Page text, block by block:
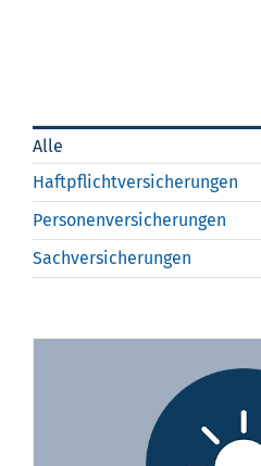
Alle
Haftpflichtversicherungen
Personenversicherungen
Sachversicherungen